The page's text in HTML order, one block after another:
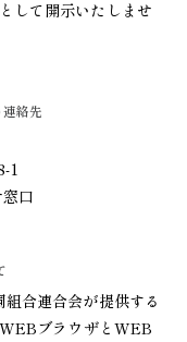
して開示いたしませ
絡先
1
口
合連合会が提供する
ブラウザとWEB